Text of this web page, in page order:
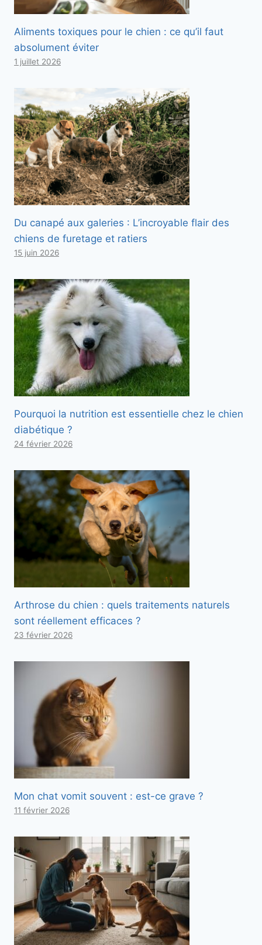
Aliments toxiques pour le chien : ce qu’il faut
absolument éviter
1 juillet 2026
Du canapé aux galeries : L’incroyable flair des
chiens de furetage et ratiers
15 juin 2026
Pourquoi la nutrition est essentielle chez le chien
diabétique ?
24 février 2026
Arthrose du chien : quels traitements naturels
sont réellement efficaces ?
23 février 2026
Mon chat vomit souvent : est-ce grave ?
11 février 2026